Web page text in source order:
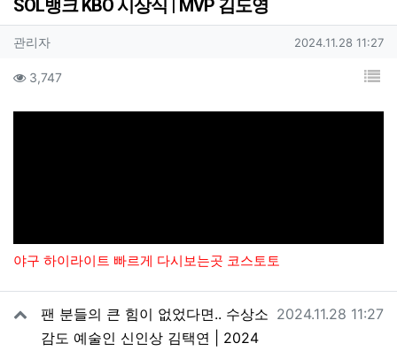
SOL뱅크 KBO 시상식 | MVP 김도영
작성자 정보
관리자작성 작성일
2024.11.28 11:27
컨텐츠 정보
3,747조회 목
야구 하이라이트 빠르게 다시보는곳 코스토토
관련자료
팬 분들의 큰 힘이 없었다면.. 수상소
감도 예술인 신인상 김택연 | 2024
작성일
2024.11.28 11:27